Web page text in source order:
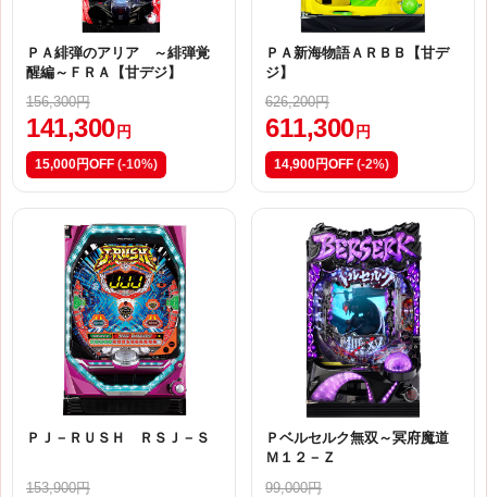
ＰＡ緋弾のアリア ～緋弾覚
醒編～ＦＲＡ【甘デジ】
156,300円
141,300 円
15,000円OFF (-10%)
ＰＡ新海物語ＡＲＢＢ【甘デ
ジ】
626,200円
611,300 円
14,900円OFF (-2%)
ＰＪ－ＲＵＳＨ ＲＳＪ－Ｓ
153,900円
Ｐベルセルク無双～冥府魔道
Ｍ１２－Ｚ
99,000円